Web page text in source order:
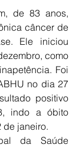
de 83 anos,
câncer de
Ele iniciou
como
Foi
no dia 27
positivo
indo a óbito
de janeiro.
da Saúde